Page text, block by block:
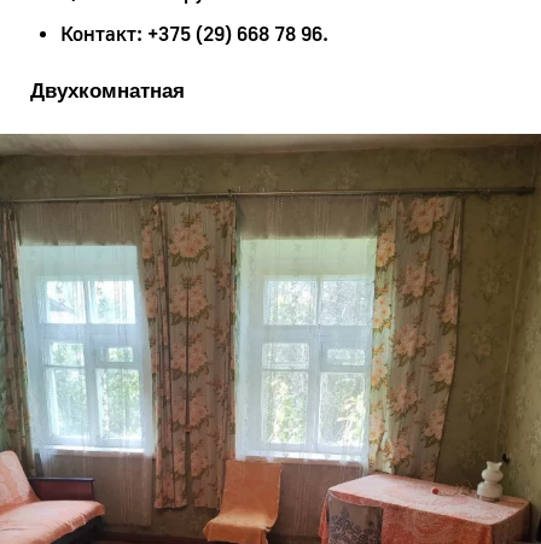
Контакт: +375 (29) 668 78 96.
Двухкомнатная